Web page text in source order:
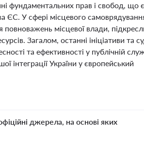
фундаментальних прав і свобод, що є
ЄС. У сфері місцевого
повноважень місцевої влади,
Загалом, останні ініціативи та
та ефективності у публічній
інтеграції України у європейський
джерела, на основі яких